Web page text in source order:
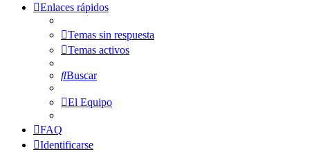
Enlaces rápidos
Temas sin respuesta
Temas activos
Buscar
El Equipo
FAQ
Identificarse